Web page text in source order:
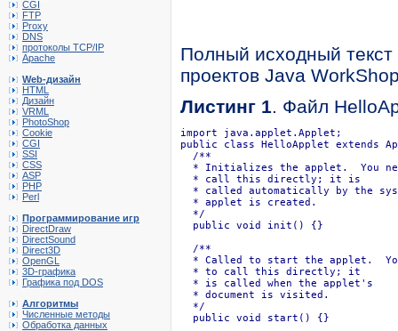
CGI
FTP
Proxy
DNS
протоколы TCP/IP
Apache
Web-дизайн
HTML
Дизайн
VRML
PhotoShop
Cookie
CGI
SSI
CSS
ASP
PHP
Perl
Программирование игр
DirectDraw
DirectSound
Direct3D
OpenGL
3D-графика
Графика под DOS
Алгоритмы
Численные методы
Обработка данных
Полный исходный
проектов Java
Листинг 1. Файл
import java.applet.Applet;
public class HelloApplet extends
  /**
* Initializes the applet.  You
  * call this directly; it is
* called automatically by the
  * applet is created.
  */
  public void init() {}
  /**
* Called to start the applet.
  * to call this directly; it
  * is called when the applet's
  * document is visited.
  */
  public void start() {}